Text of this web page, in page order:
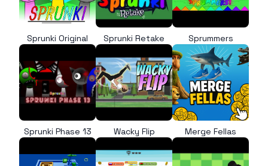
Sprunki Original Sprunki Retake Sprummers
Sprunki Phase 13 Wacky Flip Merge Fellas